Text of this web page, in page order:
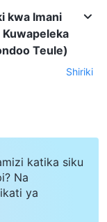
kwa Imani
Teule)
Shiriki
katika siku
Na
ya